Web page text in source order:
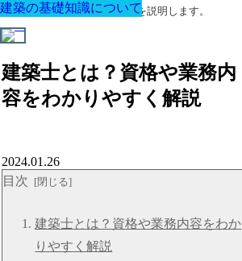
建築に関する用語と関連法令を説明します。
建築士とは？資格や業務内
容をわかりやすく解説
建築の基礎知識について
2024.01.26
目次
建築士とは？資格や業務内容をわか
りやすく解説
建築の基礎知識について
建築の基礎知識について
建築の基礎知識について
建築の基礎知識について
建築の基礎知識について
建築の基礎知識について